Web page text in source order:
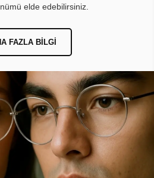
elde edebilirsiniz.
FAZLA BILGI